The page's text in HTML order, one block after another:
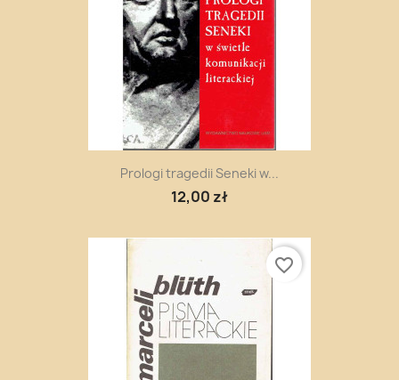
Prologi tragedii Seneki w...
12,00 zł
favorite_border